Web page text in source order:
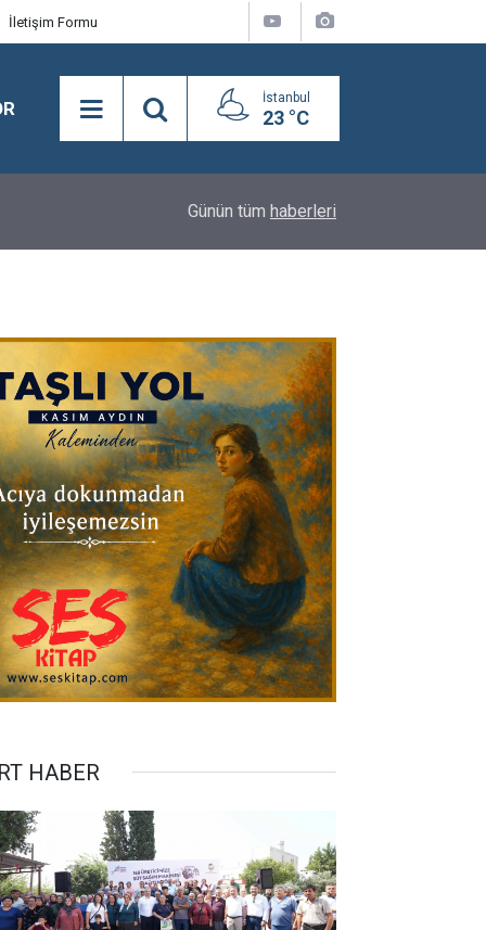
İletişim Formu
İstanbul
23 °C
BEYLİKDÜZÜ’NDE YAZ SPOR KURSLARI TÜM
Günün tüm haberleri
HABER